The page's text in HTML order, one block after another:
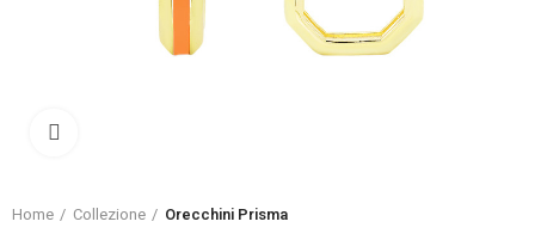
Home Collezione Orecchini Prisma